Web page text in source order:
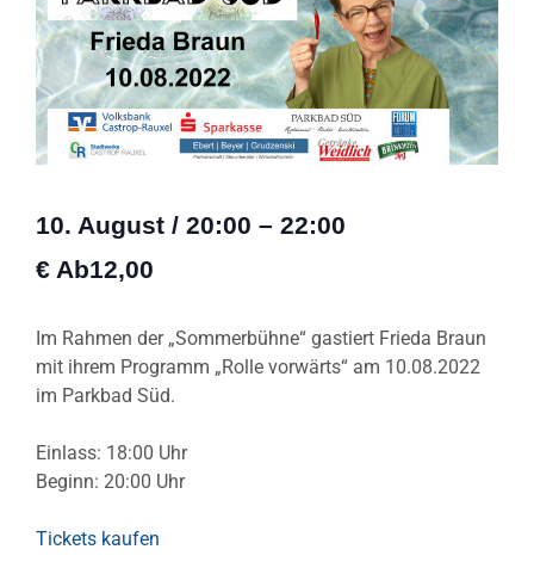
10. August / 20:00 – 22:00
€ Ab12,00
Im Rahmen der „Sommerbühne“ gastiert Frieda Braun
mit ihrem Programm „Rolle vorwärts“ am 10.08.2022
im Parkbad Süd.
Einlass: 18:00 Uhr
Beginn: 20:00 Uhr
Tickets kaufen